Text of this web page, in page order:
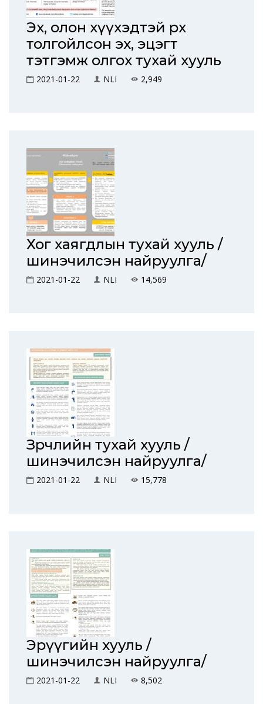
Эх, олон хүүхэдтэй өрх
толгойлсон эх, эцэгт
тэтгэмж олгох тухай хууль
2021-01-22 NLI 2,949
Хог хаягдлын тухай хууль /
шинэчилсэн найруулга/
2021-01-22 NLI 14,569
Зөрчлийн тухай хууль /
шинэчилсэн найруулга/
2021-01-22 NLI 15,778
Эрүүгийн хууль /
шинэчилсэн найруулга/
2021-01-22 NLI 8,502